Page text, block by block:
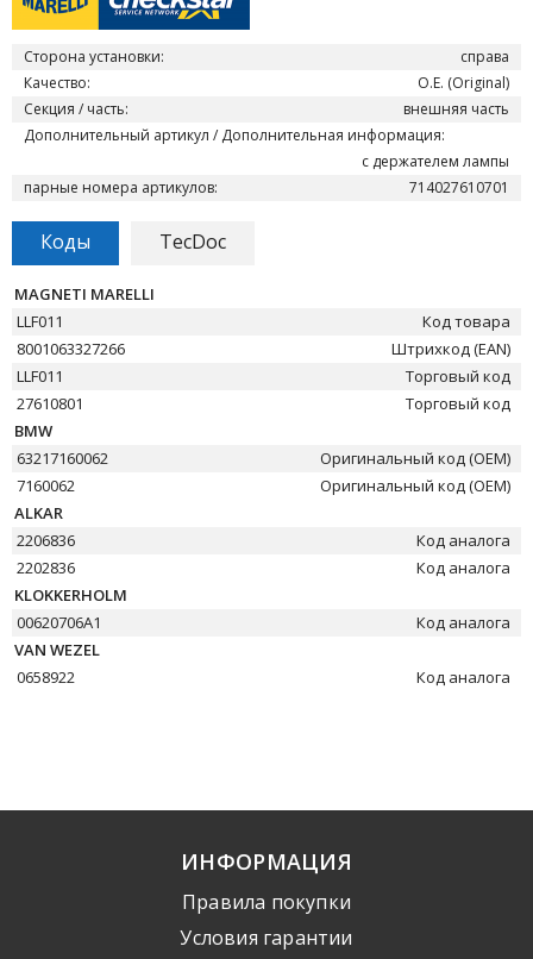
Сторона установки:
справа
Качество:
O.E. (Original)
Секция / часть:
внешняя часть
Дополнительный артикул / Дополнительная информация:
с держателем лампы
парные номера артикулов:
714027610701
Коды TecDoc
MAGNETI MARELLI
LLF011
Код товара
8001063327266
Штрихкод (EAN)
LLF011
Торговый код
27610801
Торговый код
BMW
63217160062
Оригинальный код (OEM)
7160062
Оригинальный код (OEM)
ALKAR
2206836
Код аналога
2202836
Код аналога
KLOKKERHOLM
00620706A1
Код аналога
VAN WEZEL
0658922
Код аналога
ИНФОРМАЦИЯ
Правила покупки
Условия гарантии